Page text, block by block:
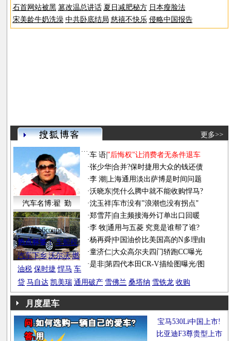
石首网站被黑 篡改温总讲话 夏日减肥秘方 日本瘦脸法
宋美龄牛奶洗澡 中共卧底结局 慈禧不快乐 侵略中国报告
更多>>
汽车名博:翟 勤
帕萨特b6coupe谍照
·车 语|"后悔权"让消费者无条件退车
·张少华|合并?保时捷用大众的钱还债
·李 潮 上海通用淡出萨博是时间问题
·沃晓东|凭什么腾中就不能收购悍马?
·沈玉祥|车市没有"浪潮也没有拐点"
·郑雪芹| 自主频接海外订单出口回暖
·李 牧|通用与五菱 究竟是谁帮了谁?
·杨再舜|中国油价比美国高的N多理由
·童济仁|大众高尔夫四门轿跑CC曝光
·是非|第四代本田CR-V描绘图曝光/图
热点标签： 车船税
汽车下乡 沃尔沃 燃
油税 保时捷 悍马 车
贷 马自达 凯美瑞 通用破产 雪佛兰 桑塔纳 雪铁龙 收购
月度星车
宝马530Li中国上市!
比亚迪F3尊贵型上市